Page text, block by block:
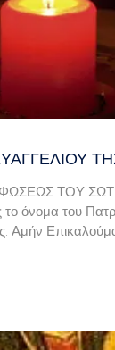
ΤΟΥ
όνομα του
Αμήν